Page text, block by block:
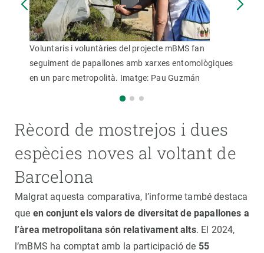
Voluntaris i voluntàries del projecte mBMS fan
seguiment de papallones amb xarxes entomològiques
en un parc metropolità. Imatge: Pau Guzmán
Rècord de mostrejos i dues
espècies noves al voltant de
Barcelona
Malgrat aquesta comparativa, l’informe també destaca
que en conjunt els valors de diversitat de papallones a
l’àrea metropolitana són relativament alts. El 2024,
l’mBMS ha comptat amb la participació de 55